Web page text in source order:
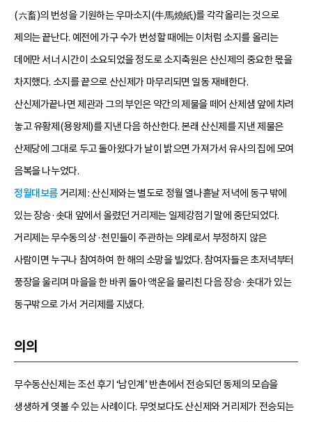
(六畜)의 번성을 기원하는 우마소지(牛馬燒紙)를 각각올리는 것으로
제의는 끝난다. 예전에 가구 수가 번성할 때에는 이처럼 소지를 올리는
데에만 서너 시간이 소요되었을 정도로 소지축원은 산신제의 중요한 몫을
차지했다. 소지를 끝으로 산신제가 마무리되면 일동 재배한다.
산신제가끝나면 제관과 그의 부인은 약간의 제물을 떼어 산제샘 앞에 차려
놓고 유황제(용왕제)를 지낸 다음 하산한다. 본래 산신제를 지낸 제물은
산제당에 그대로 두고 돌아왔다가 날이 밝으면 가져가서 유사의 집에 모여
음복을 나누었다.
정월대보름거리제 : 산신제와는 별도로 정월 열나흗날 저녁에 동구 밖에
있는 장승·솟대 앞에서 올렸던 거리제는 일제강점기 말에 중단되었다.
거리제는 무수동의 상·천민들이 주관하는 의례로서 부정하지 않은
사람이면 누구나 참여하여 한 해의 소망을 빌었다. 참여자들은 초저녁부터
풍장을 울리며 마을을 한 바퀴 돌아 액운을 물리친 다음 장승·솟대가 있는
동구밖으로 가서 거리제를 지냈다.
의의
무수동산신제는 조선 후기 ‘남인계’ 반촌에서 전승되던 동제의 모습을
생생하게 엿볼 수 있는 사례이다. 무엇보다도 산신제와 거리제가 전승되는